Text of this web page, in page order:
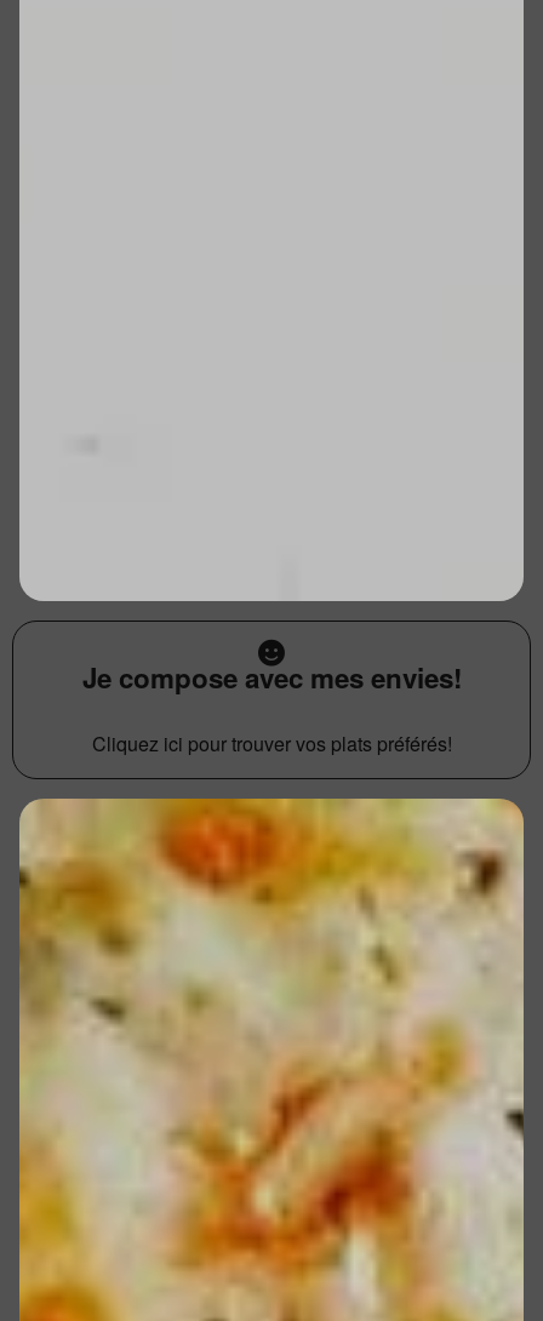
Je compose avec mes envies!
Cliquez ici pour trouver vos plats préférés!